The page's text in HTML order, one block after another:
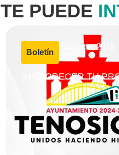
TE PUEDE
Boletín
5 agosto, 2026
¡HAZ CRECER TU